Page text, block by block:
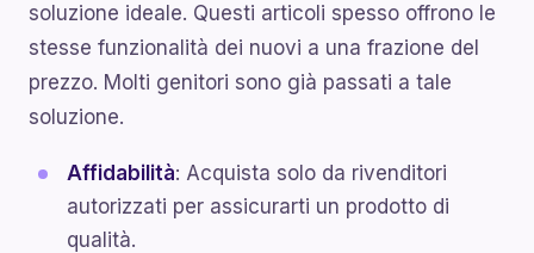
soluzione ideale. Questi articoli spesso offrono le
stesse funzionalità dei nuovi a una frazione del
prezzo. Molti genitori sono già passati a tale
soluzione.
Affidabilità: Acquista solo da rivenditori
autorizzati per assicurarti un prodotto di
qualità.